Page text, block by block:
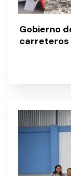
Gobierno
carreteros